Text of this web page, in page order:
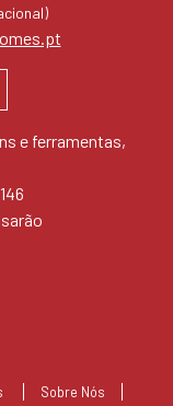
e ferramentas,
Sobre Nós